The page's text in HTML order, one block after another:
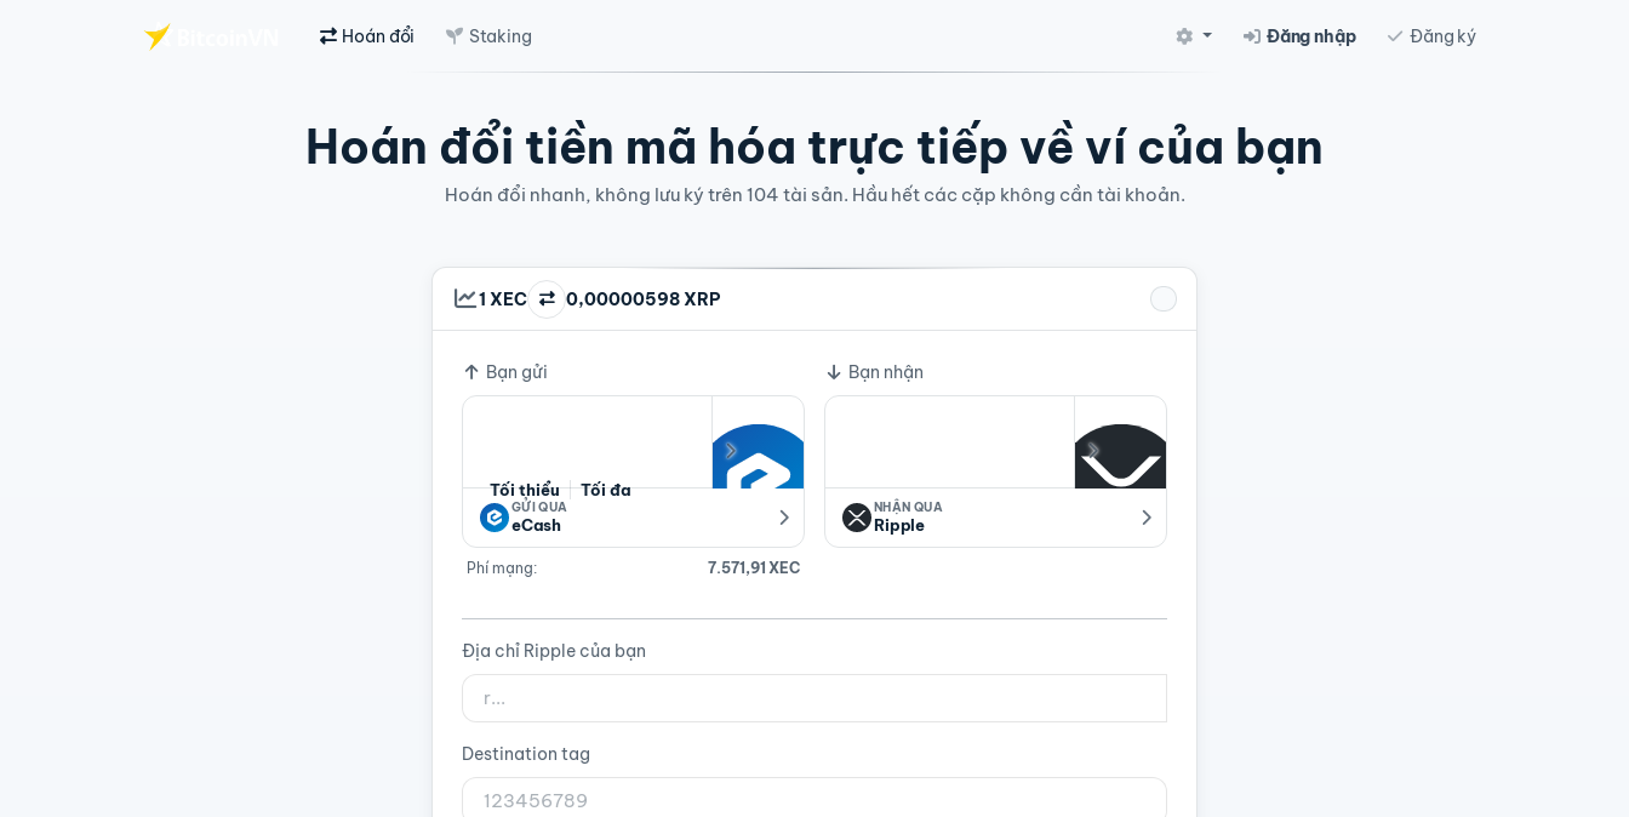
Hoán đổi Staking Đăng nhập Đăng ký
Hoán đổi tiền mã hóa trực tiếp về ví của bạn
Hoán đổi nhanh, không lưu ký trên 104 tài sản. Hầu hết các cặp không cần tài khoản.
Tỷ giá
1 XEC 0,00000598 XRP
Bạn gửi
Tối thiểu Tối đa
GỬI QUA
eCash
Phí mạng: 7.571,91 XEC
Bạn nhận
NHẬN QUA
Ripple
Địa chỉ Ripple của bạn
Destination tag